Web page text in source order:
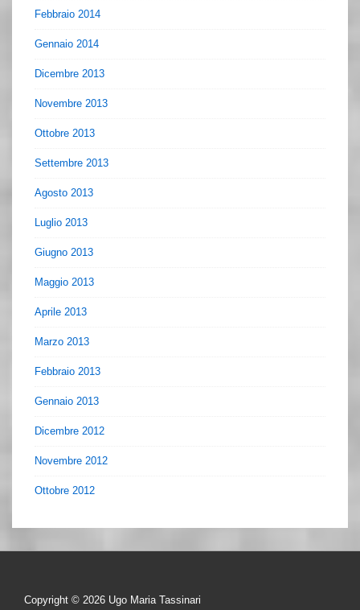
Febbraio 2014
Gennaio 2014
Dicembre 2013
Novembre 2013
Ottobre 2013
Settembre 2013
Agosto 2013
Luglio 2013
Giugno 2013
Maggio 2013
Aprile 2013
Marzo 2013
Febbraio 2013
Gennaio 2013
Dicembre 2012
Novembre 2012
Ottobre 2012
Copyright © 2026 Ugo Maria Tassinari